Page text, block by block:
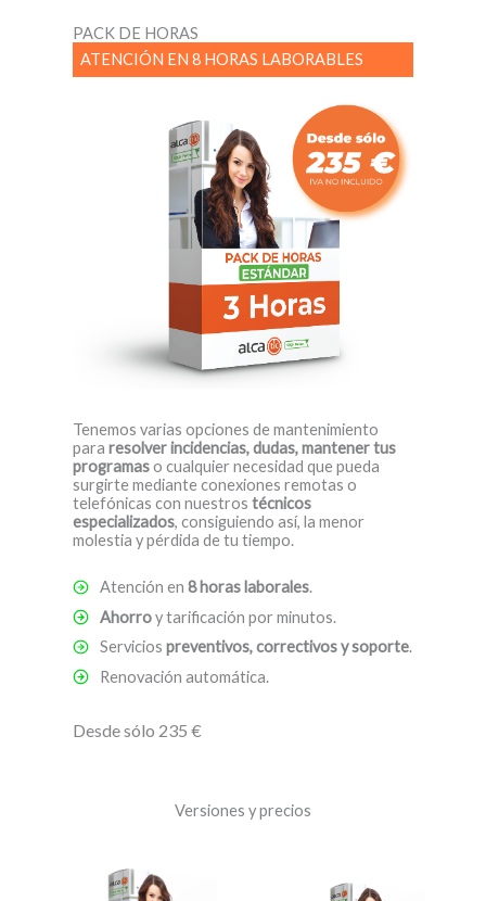
PACK DE HORAS
ATENCIÓN EN 8 HORAS LABORABLES
Tenemos varias opciones de mantenimiento
pararesolver incidencias, dudas, mantener tus
programaso cualquier necesidad que pueda
surgirte mediante conexiones remotas o
telefónicas con nuestrostécnicos
especializados, consiguiendo así, la menor
molestia y pérdida de tu tiempo.
Atención en 8 horas laborales.
Ahorroy tarificación por minutos.
Servicios preventivos, correctivos y soporte.
Renovación automática.
Desde sólo 235 €
Versiones y precios